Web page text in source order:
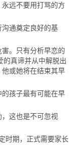
远不要用打骂的方
通奠定良好的基
。只有分析早恋的
的真谛并从中解脱出
或她将在结束其早
孩子最有可能在早
这也是不可忽视
时期，正式需要家长